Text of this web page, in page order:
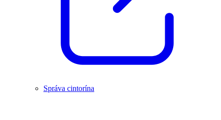
Správa cintorína